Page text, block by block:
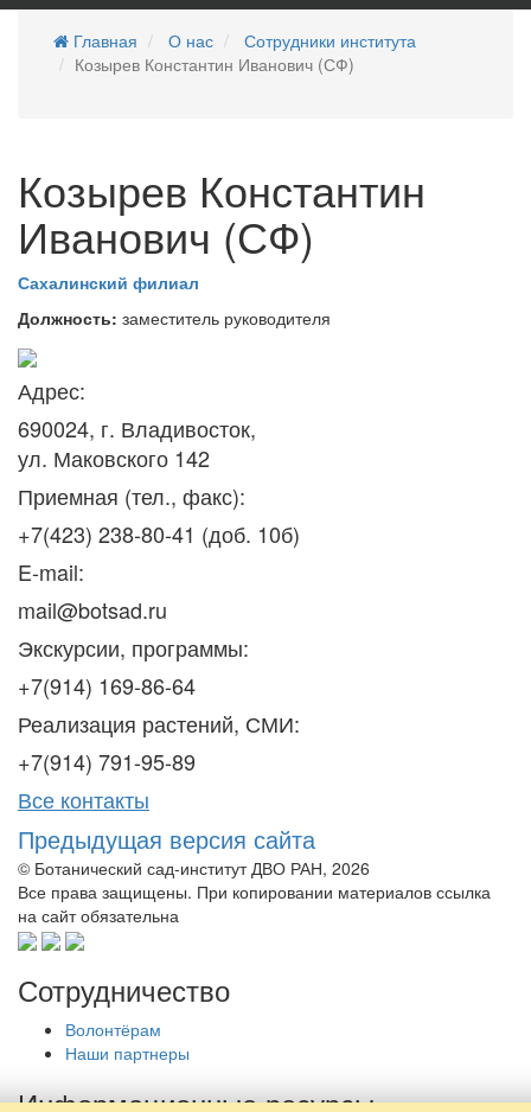
Главная О нас
Сотрудники института
Козырев Константин Иванович (СФ)
Козырев Константин
Иванович (СФ)
Сахалинский филиал
Должность: заместитель руководителя
Адрес:
690024, г. Владивосток,
ул. Маковского 142
Приемная (тел., факс):
+7(423) 238-80-41 (доб. 10б)
E-mail:
mail@botsad.ru
Экскурсии, программы:
+7(914) 169-86-64
Реализация растений, СМИ:
+7(914) 791-95-89
Все контакты
Предыдущая версия сайта
© Ботанический сад-институт ДВО РАН, 2026
Все права защищены. При копировании материалов ссылка
на сайт обязательна
Сотрудничество
Волонтёрам
Наши партнеры
Информационные ресурсы